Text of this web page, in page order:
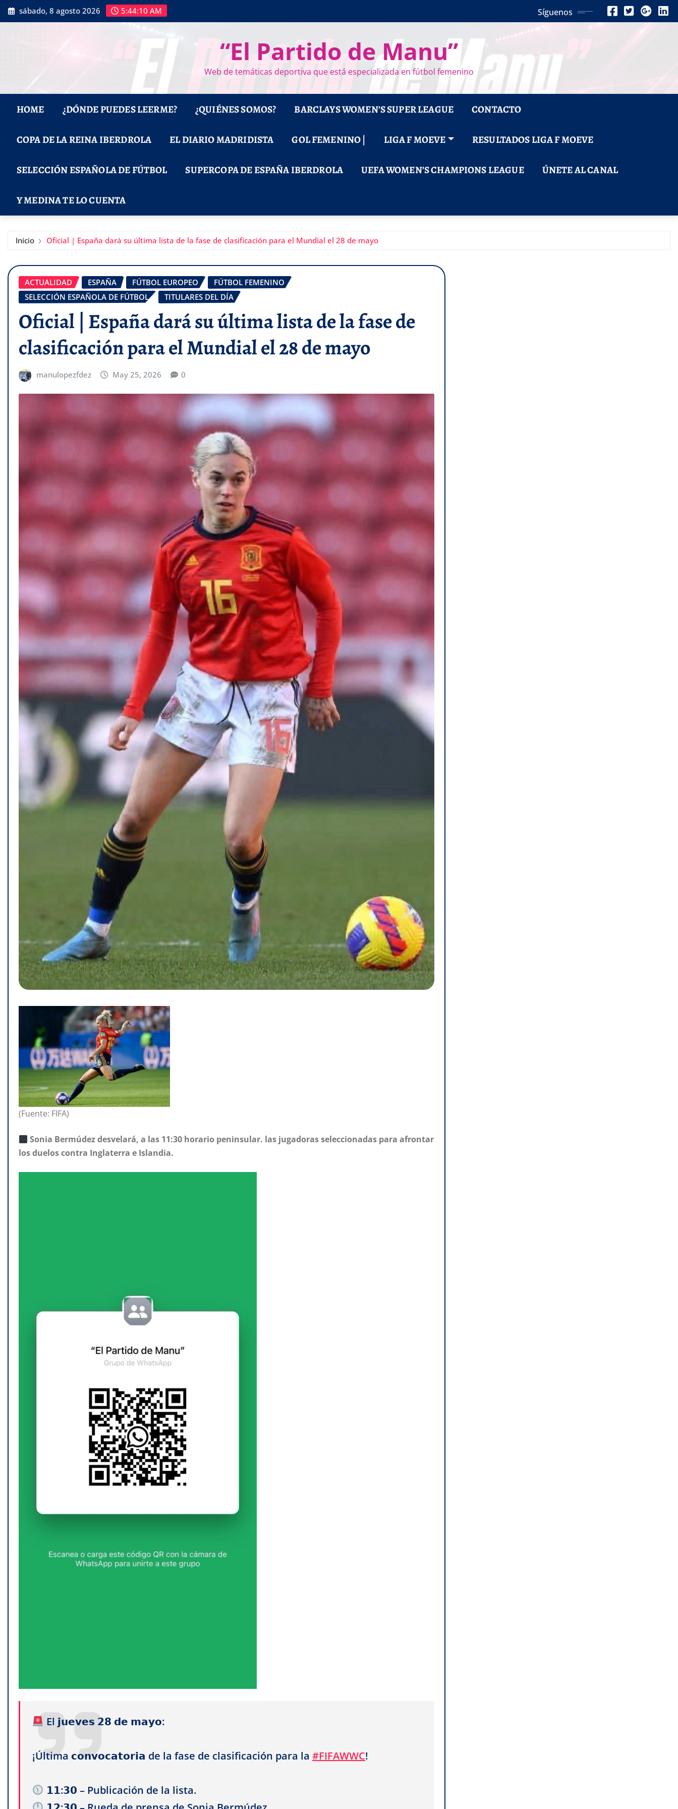
Saltar
al
sábado, 8 agosto 2026 5:44:12 AM Síguenos
“El Partido de Manu”
Web de temáticas deportiva que está especializada en fútbol femenino
HOME ¿DÓNDE PUEDES LEERME? ¿QUIÉNES SOMOS? BARCLAYS WOMEN’S SUPER LEAGUE CONTACTO
COPA DE LA REINA IBERDROLA EL DIARIO MADRIDISTA GOL FEMENINO | LIGA F MOEVE RESULTADOS LIGA F MOEVE
SELECCIÓN ESPAÑOLA DE FÚTBOL SUPERCOPA DE ESPAÑA IBERDROLA UEFA WOMEN’S CHAMPIONS LEAGUE ÚNETE AL CANAL
Y MEDINA TE LO CUENTA
Inicio Oficial | España dará su última lista de la fase de clasificación para el Mundial el 28 de mayo
ACTUALIDAD ESPAÑA FÚTBOL EUROPEO
FÚTBOL FEMENINO
SELECCIÓN ESPAÑOLA DE FÚTBOL
TITULARES DEL DÍA
Oficial | España dará su última lista de la fase de
clasificación para el Mundial el 28 de mayo
manulopezfdez May 25, 2026 0
(Fuente: FIFA)
Sonia Bermúdez desvelará, a las 11:30 horario peninsular. las jugadoras seleccionadas para afrontar
los duelos contra Inglaterra e Islandia.
El 𝗷𝘂𝗲𝘃𝗲𝘀 𝟮𝟴 𝗱𝗲 𝗺𝗮𝘆𝗼:
¡Última 𝗰𝗼𝗻𝘃𝗼𝗰𝗮𝘁𝗼𝗿𝗶𝗮 de la fase de clasificación para la #FIFAWWC!
𝟭𝟭:𝟯𝟬 – Publicación de la lista.